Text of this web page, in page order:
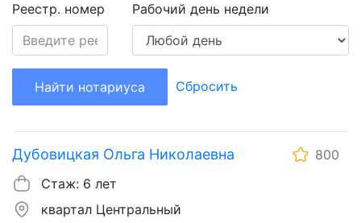
Реестр. номер Рабочий день недели
Найти нотариуса Сбросить
Дубовицкая Ольга Николаевна
800
Стаж: 6 лет
квартал Центральный